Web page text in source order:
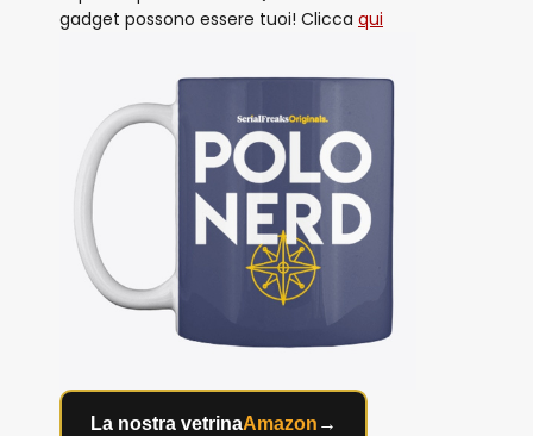
gadget possono essere tuoi! Clicca qui
La nostra vetrinaAmazon →